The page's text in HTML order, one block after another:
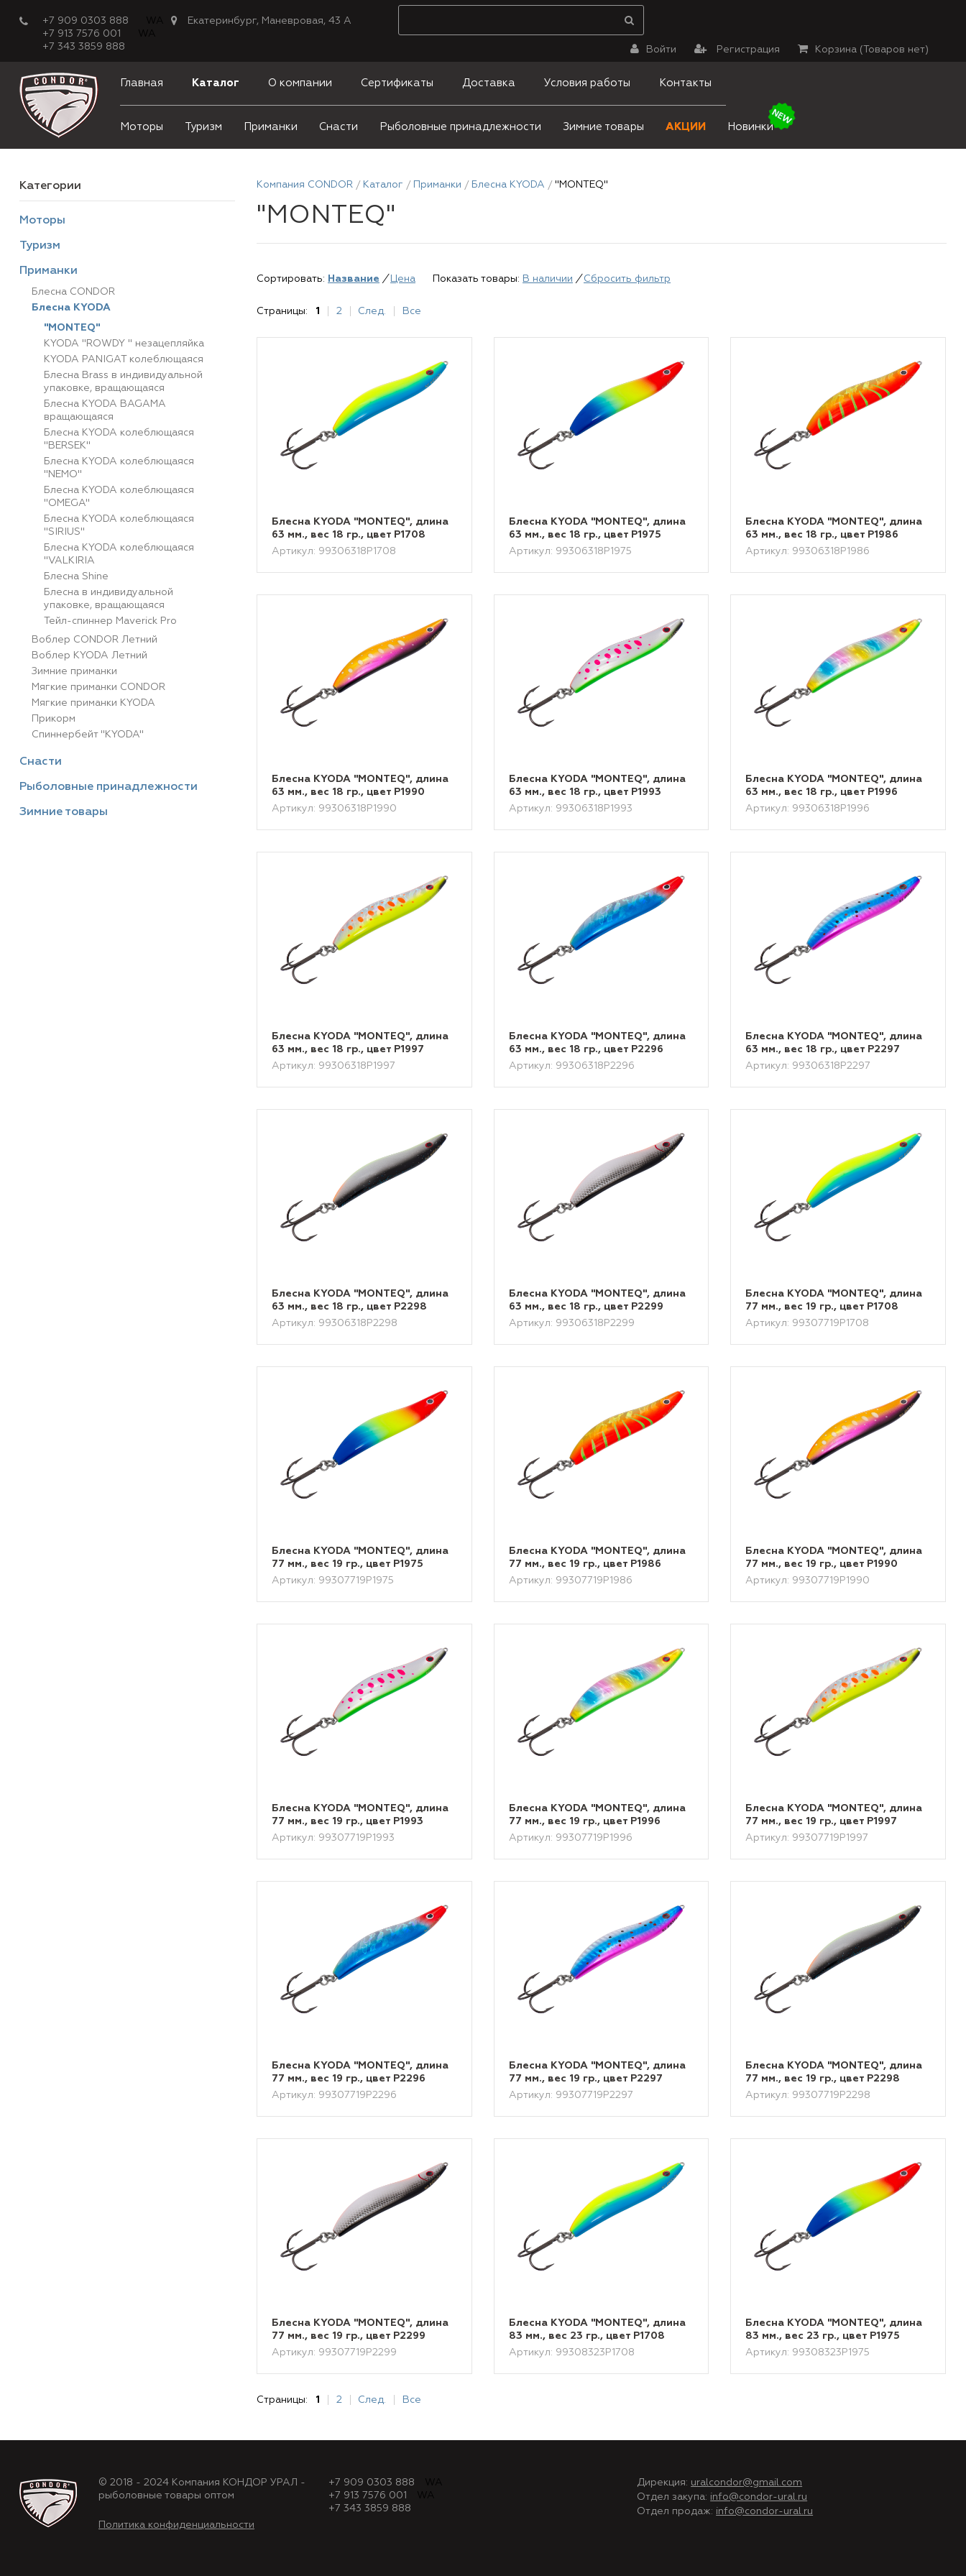
+7 909 0303 888
WA
+7 913 7576 001
WA
+7 343 3859 888
Екатеринбург, Маневровая, 43 А
Корзина ( Товаров нет)
Регистрация
Войти
Главная Каталог О компании Сертификаты Доставка Условия работы Контакты
Моторы Туризм Приманки Снасти Рыболовные принадлежности Зимние товары АКЦИИ Новинки
Категории
Моторы
Туризм
Приманки
Блесна CONDOR
Блесна KYODA
"MONTEQ"
KYODA "ROWDY " незацепляйка
KYODA PANIGAT колеблющаяся
Блесна Brass в индивидуальной
упаковке, вращающаяся
Блесна KYODA BAGAMA
вращающаяся
Блесна KYODA колеблющаяся
"BERSEK"
Блесна KYODA колеблющаяся
"NEMO"
Блесна KYODA колеблющаяся
"OMEGA"
Блесна KYODA колеблющаяся
"SIRIUS"
Блесна KYODA колеблющаяся
"VALKIRIA
Блесна Shine
Блесна в индивидуальной
упаковке, вращающаяся
Тейл-спиннер Maverick Pro
Воблер CONDOR Летний
Воблер KYODA Летний
Зимние приманки
Мягкие приманки CONDOR
Мягкие приманки KYODA
Прикорм
Спиннербейт "KYODA"
Снасти
Рыболовные принадлежности
Зимние товары
Компания CONDOR Каталог Приманки Блесна KYODA "MONTEQ"
"MONTEQ"
Сортировать: Название / Цена Показать товары: В наличии / Сбросить фильтр
Страницы: 1 2 След. Все
Блесна KYODA "MONTEQ", длина
63 мм., вес 18 гр., цвет P1708
Артикул: 99306318P1708
Блесна KYODA "MONTEQ", длина
63 мм., вес 18 гр., цвет P1975
Артикул: 99306318P1975
Блесна KYODA "MONTEQ", длина
63 мм., вес 18 гр., цвет P1986
Артикул: 99306318P1986
Блесна KYODA "MONTEQ", длина
63 мм., вес 18 гр., цвет P1990
Артикул: 99306318P1990
Блесна KYODA "MONTEQ", длина
63 мм., вес 18 гр., цвет P1993
Артикул: 99306318P1993
Блесна KYODA "MONTEQ", длина
63 мм., вес 18 гр., цвет P1996
Артикул: 99306318P1996
Блесна KYODA "MONTEQ", длина
63 мм., вес 18 гр., цвет P1997
Артикул: 99306318P1997
Блесна KYODA "MONTEQ", длина
63 мм., вес 18 гр., цвет P2296
Артикул: 99306318P2296
Блесна KYODA "MONTEQ", длина
63 мм., вес 18 гр., цвет P2297
Артикул: 99306318P2297
Блесна KYODA "MONTEQ", длина
63 мм., вес 18 гр., цвет P2298
Артикул: 99306318P2298
Блесна KYODA "MONTEQ", длина
63 мм., вес 18 гр., цвет P2299
Артикул: 99306318P2299
Блесна KYODA "MONTEQ", длина
77 мм., вес 19 гр., цвет P1708
Артикул: 99307719P1708
Блесна KYODA "MONTEQ", длина
77 мм., вес 19 гр., цвет P1975
Артикул: 99307719P1975
Блесна KYODA "MONTEQ", длина
77 мм., вес 19 гр., цвет P1986
Артикул: 99307719P1986
Блесна KYODA "MONTEQ", длина
77 мм., вес 19 гр., цвет P1990
Артикул: 99307719P1990
Блесна KYODA "MONTEQ", длина
77 мм., вес 19 гр., цвет P1993
Артикул: 99307719P1993
Блесна KYODA "MONTEQ", длина
77 мм., вес 19 гр., цвет P1996
Артикул: 99307719P1996
Блесна KYODA "MONTEQ", длина
77 мм., вес 19 гр., цвет P1997
Артикул: 99307719P1997
Блесна KYODA "MONTEQ", длина
77 мм., вес 19 гр., цвет P2296
Артикул: 99307719P2296
Блесна KYODA "MONTEQ", длина
77 мм., вес 19 гр., цвет P2297
Артикул: 99307719P2297
Блесна KYODA "MONTEQ", длина
77 мм., вес 19 гр., цвет P2298
Артикул: 99307719P2298
Блесна KYODA "MONTEQ", длина
77 мм., вес 19 гр., цвет P2299
Артикул: 99307719P2299
Блесна KYODA "MONTEQ", длина
83 мм., вес 23 гр., цвет P1708
Артикул: 99308323P1708
Блесна KYODA "MONTEQ", длина
83 мм., вес 23 гр., цвет P1975
Артикул: 99308323P1975
Страницы: 1 2 След. Все
© 2018 - 2024 Компания КОНДОР УРАЛ -
рыболовные товары оптом
Политика конфиденциальности
+7 909 0303 888
WA
+7 913 7576 001
WA
+7 343 3859 888
Дирекция: uralcondor@gmail.com
Отдел закупа: info@condor-ural.ru
Отдел продаж: info@condor-ural.ru